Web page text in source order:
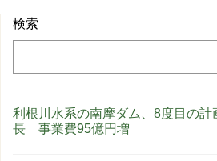
検索
利根川水系の南摩ダム、8度目の計
長 事業費95億円増